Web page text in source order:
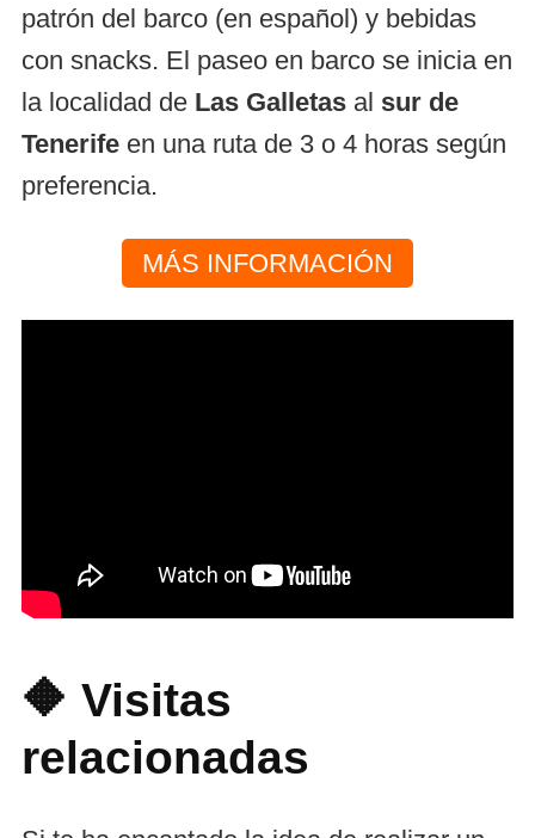
patrón del barco (en español) y bebidas
con snacks. El paseo en barco se inicia en
la localidad de Las Galletas al sur de
Tenerife en una ruta de 3 o 4 horas según
preferencia.
MÁS INFORMACIÓN
🔶 Visitas
relacionadas